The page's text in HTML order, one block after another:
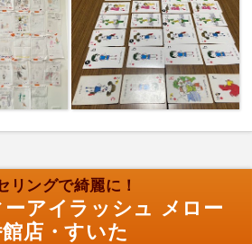
リングで綺麗に！
ーアイラッシュ メロー
館店・すいた